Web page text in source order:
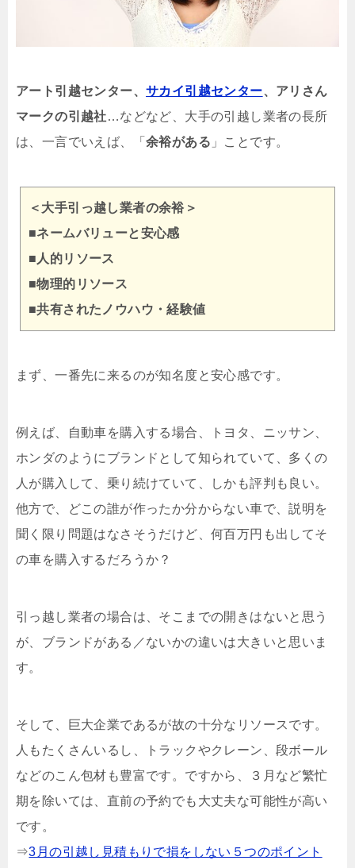
アート引越センター、 サカイ引越センター、アリさん
マークの引越社…などなど、大手の引越し業者の長所
は、一言でいえば、「 余裕がある 」ことです。
＜大手引っ越し業者の余裕＞
■ネームバリューと安心感
■人的リソース
■物理的リソース
■共有されたノウハウ・経験値
まず、一番先に来るのが知名度と安心感です。
例えば、自動車を購入する場合、トヨタ、ニッサン、
ホンダのようにブランドとして知られていて、多くの
人が購入して、乗り続けていて、しかも評判も良い。
他方で、どこの誰が作ったか分からない車で、説明を
聞く限り問題はなさそうだけど、何百万円も出してそ
の車を購入するだろうか？
引っ越し業者の場合は、そこまでの開きはないと思う
が、ブランドがある／ないかの違いは大きいと思いま
す。
そして、巨大企業であるが故の十分なリソースです。
人もたくさんいるし、トラックやクレーン、段ボール
などのこん包材も豊富です。ですから、３月など繁忙
期を除いては、直前の予約でも大丈夫な可能性が高い
です。
⇒3月の引越し見積もりで損をしない５つのポイント